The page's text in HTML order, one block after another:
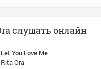
слушать онлайн
Let You Love Me
Rita Ora